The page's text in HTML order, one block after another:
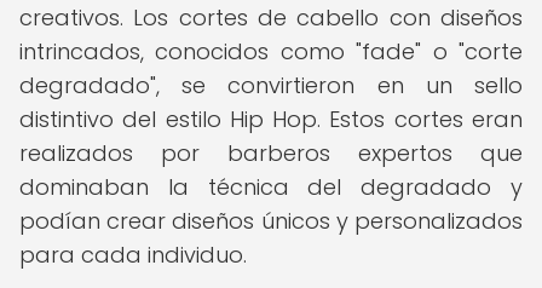
creativos. Los cortes de cabello con diseños
intrincados, conocidos como "fade" o "corte
degradado", se convirtieron en un sello
distintivo del estilo Hip Hop. Estos cortes eran
realizados por barberos expertos que
dominaban la técnica del degradado y
podían crear diseños únicos y personalizados
para cada individuo.